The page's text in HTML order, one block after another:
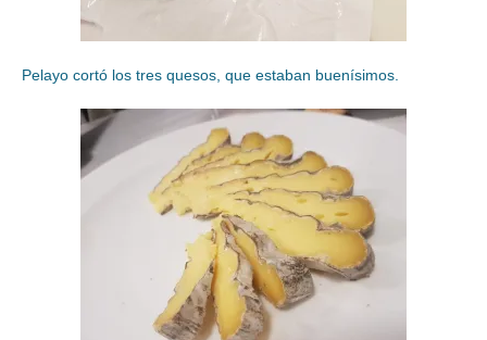
Pelayo cortó los tres quesos, que estaban buenísimos.